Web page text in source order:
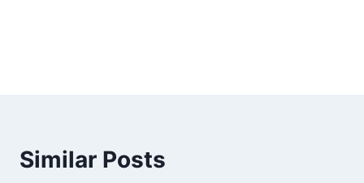
Similar Posts